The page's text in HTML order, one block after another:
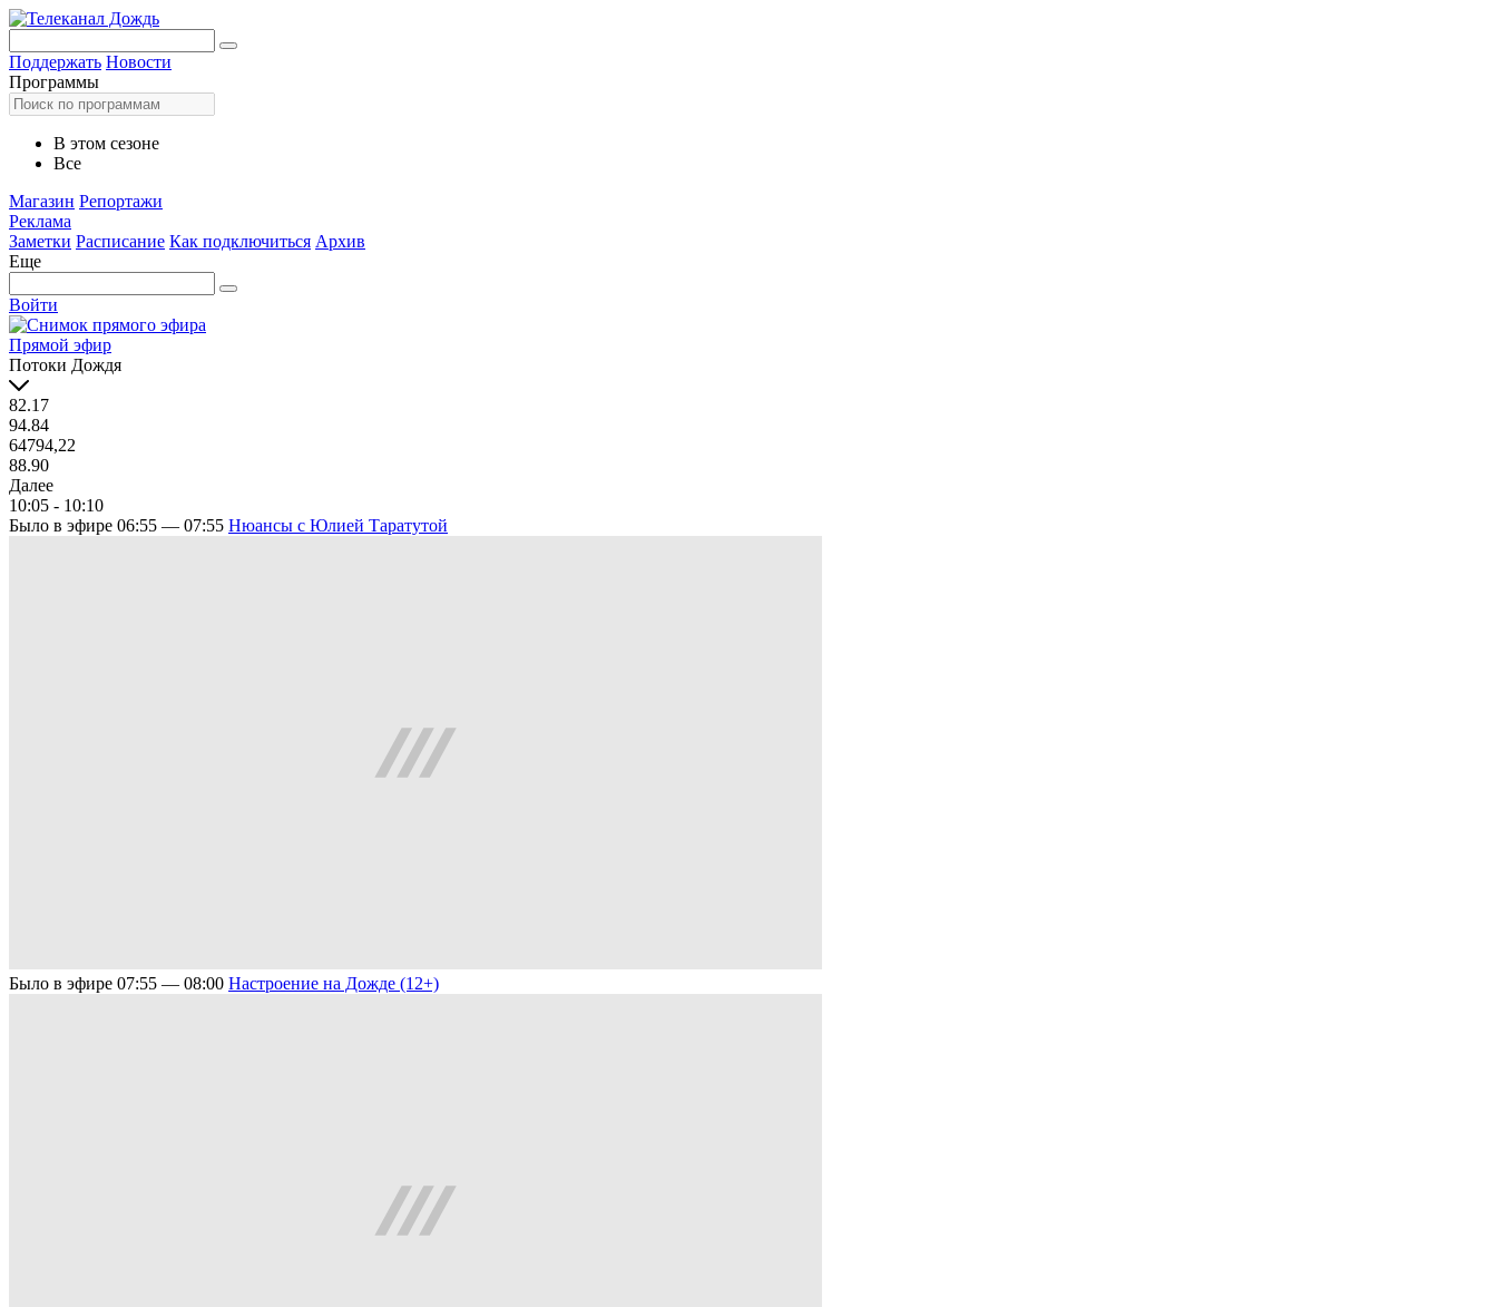
Поддержать Новости
Программы
В этом сезоне
Все
Магазин Репортажи
Реклама
Заметки Расписание Как подключиться Архив
Еще
Войти
Прямой эфир
Потоки Дождя
82.17
94.84
64794,22
88.90
Далее
10:05 - 10:10
Было в эфире 06:55 — 07:55 Нюансы с Юлией Таратутой
Было в эфире 07:55 — 08:00 Настроение на Дожде (12+)